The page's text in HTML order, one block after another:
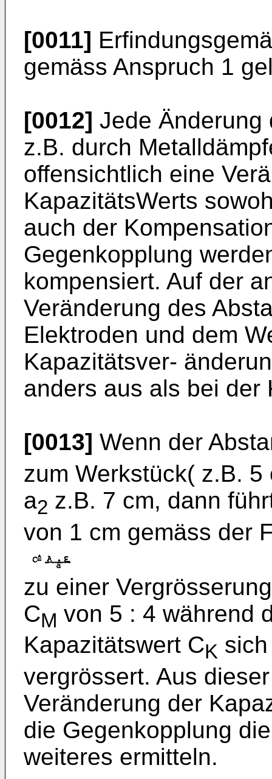
[0011]
gemäss Anspruch 1
[0012] Jede Änderung
z.B. durch
offensichtlich eine
KapazitätsWerts
auch der
Gegenkopplung
kompensiert. Auf der
Veränderung des
Elektroden und dem
Kapazitätsver-
anders aus als bei der
[0013] Wenn der
zum Werkstück( z.B.
a2 z.B. 7 cm, dann
von 1 cm gemäss der
zu einer
CM von 5 : 4 während
Kapazitätswert CK
vergrössert. Aus
Veränderung der
die Gegenkopplung
weiteres ermitteln.